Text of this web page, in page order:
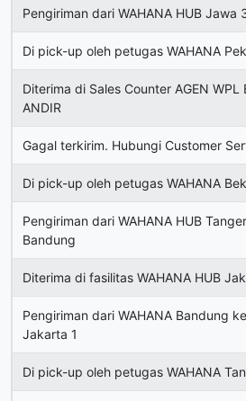
Pengiriman dari WAHANA HUB Jawa
Di pick-up oleh petugas WAHANA
Diterima di Sales Counter AGEN WPL
ANDIR
Gagal terkirim. Hubungi Customer
Di pick-up oleh petugas WAHANA
Pengiriman dari WAHANA HUB
Bandung
Diterima di fasilitas WAHANA HUB
Pengiriman dari WAHANA Bandung
Jakarta 1
Di pick-up oleh petugas WAHANA